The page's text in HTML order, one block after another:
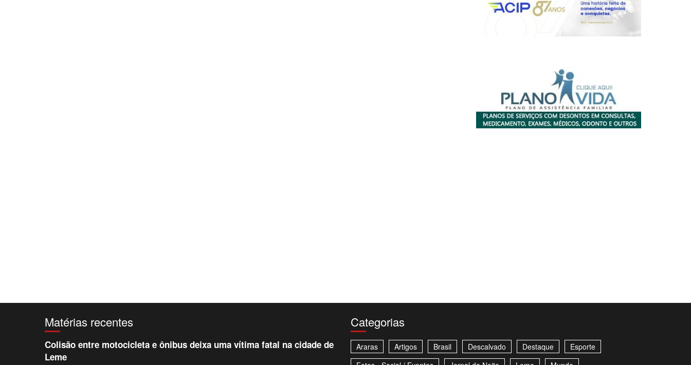
Matérias recentes
Colisão entre motocicleta e ônibus deixa uma vítima fatal na cidade de
Leme
Categorias
Araras Artigos Brasil Descalvado Destaque
Esporte